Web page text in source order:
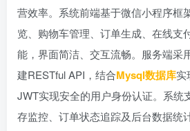
营效率。系统前端基于微信小程序框
览、购物车管理、订单生成、在线支
能，界面简洁、交互流畅。服务端采
建RESTful API，结合Mysql数据库实
JWT实现安全的用户身份认证。系统
存监控、订单状态追踪及后台数据统